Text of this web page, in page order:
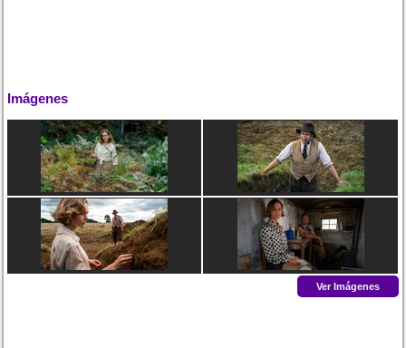
Imágenes
Ver Imágenes